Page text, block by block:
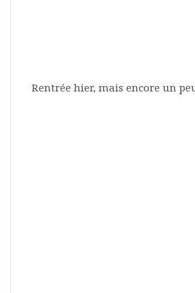
Rentrée hier, mais encore un